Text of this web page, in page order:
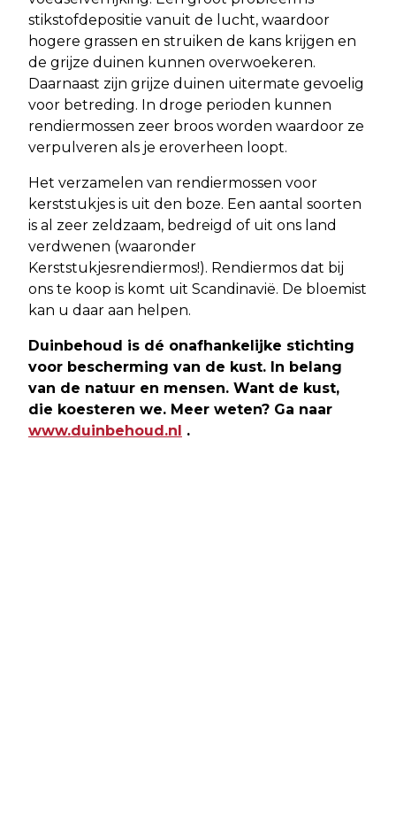
stikstofdepositie vanuit de lucht, waardoor
hogere grassen en struiken de kans krijgen en
de grijze duinen kunnen overwoekeren.
Daarnaast zijn grijze duinen uitermate gevoelig
voor betreding. In droge perioden kunnen
rendiermossen zeer broos worden waardoor ze
verpulveren als je eroverheen loopt.
Het verzamelen van rendiermossen voor
kerststukjes is uit den boze. Een aantal soorten
is al zeer zeldzaam, bedreigd of uit ons land
verdwenen (waaronder
Kerststukjesrendiermos!). Rendiermos dat bij
ons te koop is komt uit Scandinavië. De bloemist
kan u daar aan helpen.
Duinbehoud is dé onafhankelijke stichting
voor bescherming van de kust. In belang
van de natuur en mensen. Want de kust,
die koesteren we. Meer weten? Ga naar
www.duinbehoud.nl .